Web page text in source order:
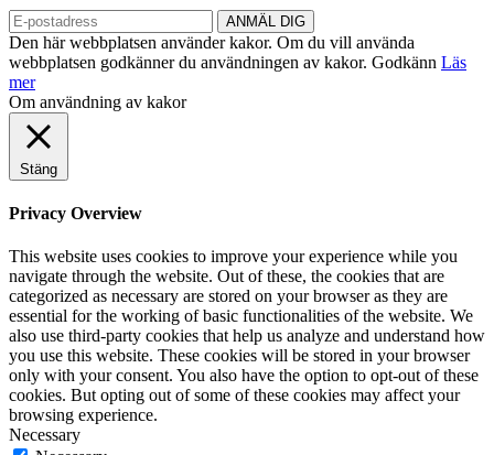
Den här webbplatsen använder kakor. Om du vill använda
webbplatsen godkänner du användningen av kakor. Godkänn Läs
mer
Om användning av kakor
Stäng
Privacy Overview
This website uses cookies to improve your experience while you
navigate through the website. Out of these, the cookies that are
categorized as necessary are stored on your browser as they are
essential for the working of basic functionalities of the website. We
also use third-party cookies that help us analyze and understand how
you use this website. These cookies will be stored in your browser
only with your consent. You also have the option to opt-out of these
cookies. But opting out of some of these cookies may affect your
browsing experience.
Necessary